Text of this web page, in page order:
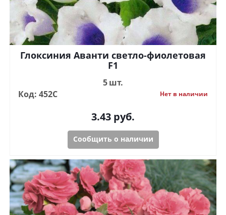
Глоксиния Аванти светло-фиолетовая
F1
5 шт.
Код: 452С
Нет в наличии
3.43 руб.
Сообщить о наличии